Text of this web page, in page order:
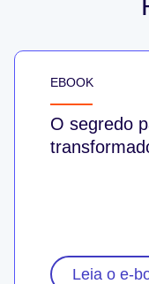
EBOOK
O segredo
Leia o e-